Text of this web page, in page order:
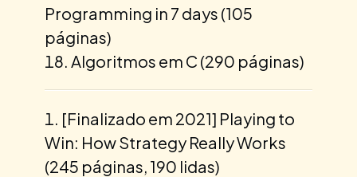
Programming in 7 days (105
páginas)
Algoritmos em C (290 páginas)
[Finalizado em 2021] Playing to
Win: How Strategy Really Works
(245 páginas, 190 lidas)